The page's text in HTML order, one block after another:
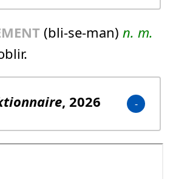
(bli-se-man) n. m.
, 2026